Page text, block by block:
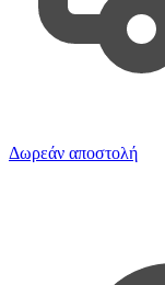
Δωρεάν αποστολή